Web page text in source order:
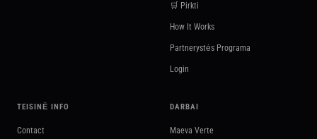
🛒 Pirkti
How It Works
Partnerystės Programa
Login
TEISINĖ INFO
Contact
DARBAI
Maeva Verte